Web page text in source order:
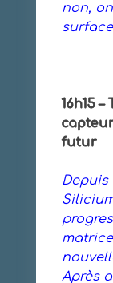
non,
16h15
futur
Depuis
Après